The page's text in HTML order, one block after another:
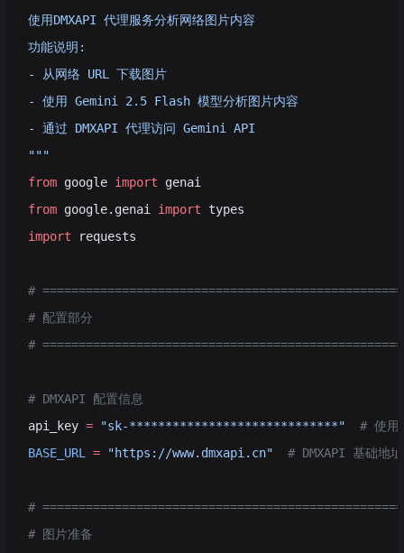
使用DMXAPI 代理服务分析网络图片内容
功能说明:
- 从网络 URL 下载图片
- 使用 Gemini 2.5 Flash 模型分析图片内容
- 通过 DMXAPI 代理访问 Gemini API
"""
from google import genai
from google.genai import types
import requests
#
# 配置部分
#
# DMXAPI 配置信息
api_key = "sk-*****************************"
# 使用
BASE_URL
= "https://www.dmxapi.cn"
  # DMXAPI 基础地址
#
# 图片准备